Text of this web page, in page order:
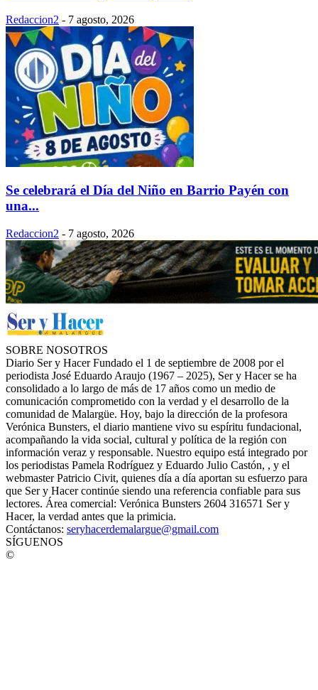
Redaccion2 - 7 agosto, 2026
Se celebrará el Día del Niño en Barrio Payén con
una...
Redaccion2 - 7 agosto, 2026
SOBRE NOSOTROS
Diario Ser y Hacer Fundado el 1 de septiembre de 2008 por el
periodista José Eduardo Araujo (1967 – 2025), Ser y Hacer se ha
consolidado a lo largo de más de 17 años como un medio de
comunicación comprometido con la verdad y el desarrollo de la
comunidad de Malargüe. Hoy, bajo la dirección de la profesora
Verónica Bunsters, el diario mantiene vivo su espíritu fundacional,
acompañando la vida social, cultural y política de la región con
información veraz y responsable. Nuestro equipo está integrado por
los periodistas Pamela Rodríguez y Eduardo Julio Castón, , y el
webmaster Patricio Civit, quienes día a día aportan su esfuerzo para
que Ser y Hacer continúe siendo una referencia confiable para sus
lectores. Área comercial: Verónica Bunsters 2604 316571 Ser y
Hacer, la verdad antes que la primicia.
Contáctanos: seryhacerdemalargue@gmail.com
SÍGUENOS
©